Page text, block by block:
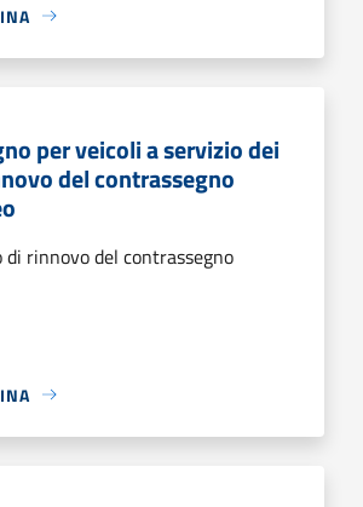
per veicoli a servizio dei
del contrassegno
di rinnovo del contrassegno